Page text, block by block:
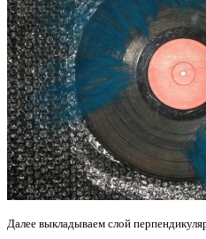
Далее выкладываем слой